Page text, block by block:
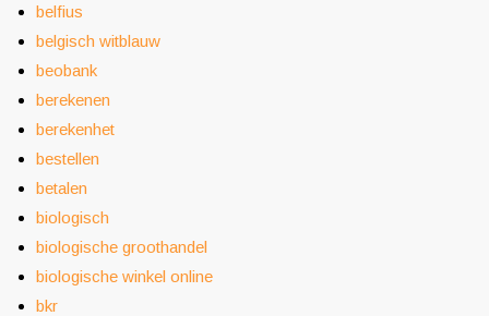
belfius
belgisch witblauw
beobank
berekenen
berekenhet
bestellen
betalen
biologisch
biologische groothandel
biologische winkel online
bkr